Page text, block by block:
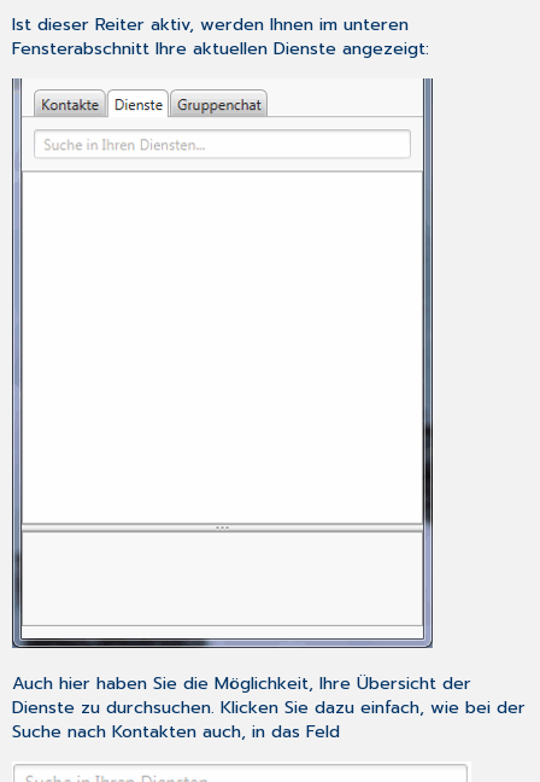
Ist dieser Reiter aktiv, werden Ihnen im unteren
Fensterabschnitt Ihre aktuellen Dienste angezeigt:
Auch hier haben Sie die Möglichkeit, Ihre Übersicht der
Dienste zu durchsuchen. Klicken Sie dazu einfach, wie bei der
Suche nach Kontakten auch, in das Feld